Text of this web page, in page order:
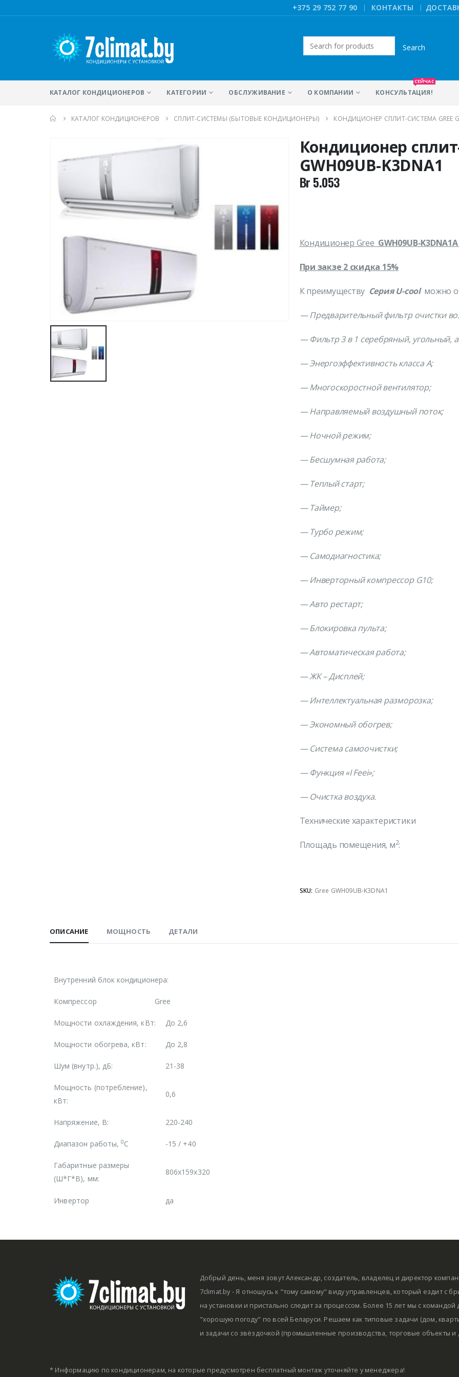
+375 29 752 77 90 | КОНТАКТЫ
Искать:
КАТАЛОГ КОНДИЦИОНЕРОВ КАТЕГОРИИ ОБСЛУЖИВАНИЕ О КОМПАНИИ КОНСУЛЬТАЦИЯ!
СЕЙЧАС
КАТАЛОГ КОНДИЦИОНЕРОВ CПЛИТ-СИСТЕМЫ (БЫТОВЫЕ КОНДИЦИОНЕРЫ) КОНДИЦИОНЕР СПЛИТ-СИСТЕМА GREE
Кондиционер
GWH09UB-K3DNA1
Br5.053
Кондиционер Gree GWH09UB-
При закзе 2 скидка 15%
К преимуществу Серия U-cool можно
— Предварительный фильтр очистки
— Фильтр 3 в 1 серебряный, угольный,
— Энергоэффективность класса А;
— Многоскоростной вентилятор;
— Направляемый воздушный поток;
— Ночной режим;
— Бесшумная работа;
— Теплый старт;
— Таймер;
— Турбо режим;
— Самодиагностика;
— Инверторный компрессор G10;
— Авто рестарт;
— Блокировка пульта;
— Автоматическая работа;
— ЖК – Дисплей;
— Интеллектуальная разморозка;
— Экономный обогрев;
— Система самоочистки;
— Функция «IFeei»;
— Очистка воздуха.
Технические характеристики
Площадь помещения, м2:
SKU: Gree GWH09UB-K3DNA1
ОПИСАНИЕ МОЩНОСТЬ ДЕТАЛИ
Внутренний блок кондиционера:
Компрессор Gree
Мощности охлаждения, кВт: До 2,6
Мощности обогрева, кВт: До 2,8
Шум (внутр.), дБ: 21-38
Мощность (потребление),
кВт:
0,6
Напряжение, В: 220-240
Диапазон работы,0С -15 / +40
Габаритные размеры
(Ш*Г*В), мм:
806x159x320
Инвертор да
Добрый день, меня зовут Александр, создатель, владелец и директор
7climat.by - Я отношусь к "тому самому" виду управленцев, который ездит с
на установки и пристально следит за процессом. Более 15 лет мы с командой
"хорошую погоду" по всей Беларуси. Решаем как типовые задачи (дом,
и задачи со звёздочкой (промышленные производства, торговые объекты и
* Информацию по кондиционерам, на которые предусмотрен бесплатный монтаж уточняйте у менеджера!